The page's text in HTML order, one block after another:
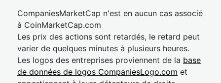
CompaniesMarketCap n'est en aucun cas associé
à CoinMarketCap.com
Les prix des actions sont retardés, le retard peut
varier de quelques minutes à plusieurs heures.
Les logos des entreprises proviennent de la base
de données de logos CompaniesLogo.com et